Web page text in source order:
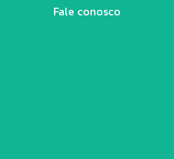
Fale conosco